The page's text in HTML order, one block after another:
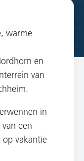
warme
en
van
in
een
op vakantie